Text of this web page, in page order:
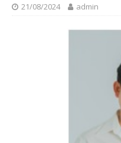
21/08/2024 admin